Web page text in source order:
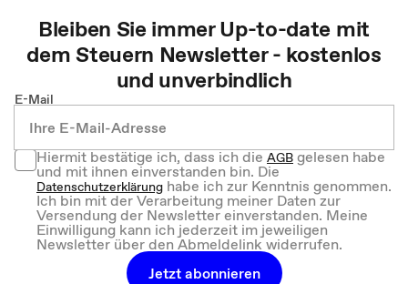
Bleiben Sie immer Up-to-date mit
demSteuern Newsletter - kostenlos
und unverbindlich
E-Mail
Hiermit bestätige ich, dass ich dieAGBgelesen habe
und mit ihnen einverstanden bin. Die
Datenschutzerklärung habe ich zur Kenntnis genommen.
Ich bin mit der Verarbeitung meiner Daten zur
Versendung der Newsletter einverstanden. Meine
Einwilligung kann ich jederzeit im jeweiligen
Newsletter über den Abmeldelink widerrufen.
Jetzt abonnieren